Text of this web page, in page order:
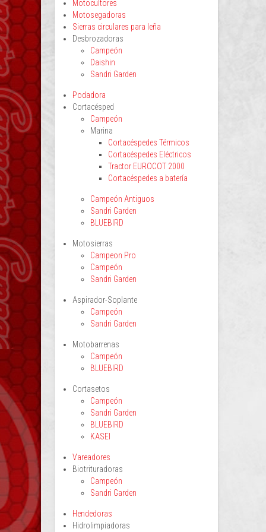
Motocultores
Motosegadoras
Sierras circulares para leña
Desbrozadoras
Campeón
Daishin
Sandri Garden
Podadora
Cortacésped
Campeón
Marina
Cortacéspedes Térmicos
Cortacéspedes Eléctricos
Tractor EUROCOT 2000
Cortacéspedes a batería
Campeón Antiguos
Sandri Garden
BLUEBIRD
Motosierras
Campeon Pro
Campeón
Sandri Garden
Aspirador-Soplante
Campeón
Sandri Garden
Motobarrenas
Campeón
BLUEBIRD
Cortasetos
Campeón
Sandri Garden
BLUEBIRD
KASEI
Vareadores
Biotrituradoras
Campeón
Sandri Garden
Hendedoras
Hidrolimpiadoras